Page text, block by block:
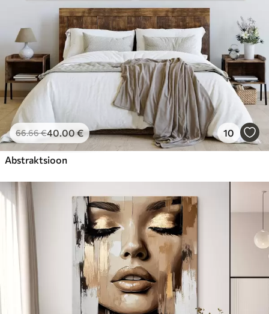
66.66€40.00€ 10
Abstraktsioon